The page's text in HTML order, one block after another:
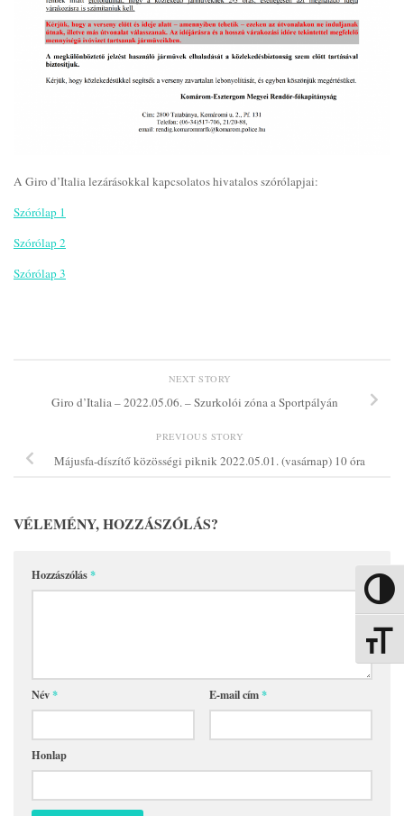
Nagy
A Giro d’Italia lezárásokkal kapcsolatos hivatalos szórólapjai:
Szórólap 1
Szórólap 2
Szórólap 3
NEXT STORY
Giro d’Italia – 2022.05.06. – Szurkolói zóna a Sportpályán
PREVIOUS STORY
Májusfa-díszítő közösségi piknik 2022.05.01. (vasárnap) 10 óra
VÉLEMÉNY, HOZZÁSZÓLÁS?
Hozzászólás*
Név* E-mail cím*
Honlap